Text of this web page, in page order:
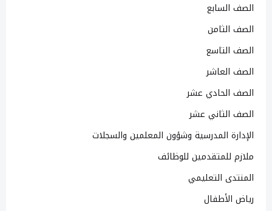
الصف السابع
الصف الثامن
الصف التاسع
الصف العاشر
الصف الحادي عشر
الصف الثاني عشر
الإدارة المدرسية وشؤون المعلمين والسجلات
ملازم للمتقدمين للوظائف
المنتدى التعليمي
رياض الأطفال